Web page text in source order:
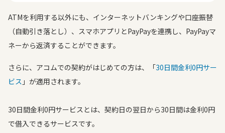
ATMを利用する以外にも、インターネットバンキングや口座振替
（自動引き落とし）、スマホアプリとPayPayを連携し、PayPayマ
ネーから返済することができます。
さらに、アコムでの契約がはじめての方は、「30日間金利0円サー
ビス 」が適用されます。
30日間金利0円サービスとは、契約日の翌日から30日間は金利0円
で借入できるサービスです。